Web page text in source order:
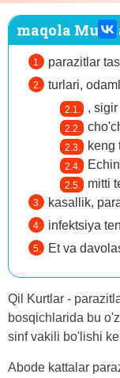
maqola
parazitlar
turlari,
, sigir
keng
mitti
kasallik,
infektsiya
Et va
Qil Kurtlar -
bosqichlarida bu
sinf vakili bo'lishi
Abode kattalar